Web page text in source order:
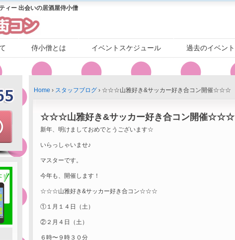
ィー 出会いの居酒屋侍小僧
侍小僧とは イベントスケジュール 過去のイベント
Home › スタッフブログ › ☆☆☆山雅好き&サッカー好き合コン開催☆☆☆
☆☆☆山雅好き&サッカー好き合コン開催☆☆☆
新年、明けましておめでとうございます☆
いらっしゃいませ♪
マスターです。
今年も、開催します！
☆☆☆山雅好き&サッカー好き合コン☆☆☆
①１月１４日（土）
②２月４日（土）
６時〜９時３０分